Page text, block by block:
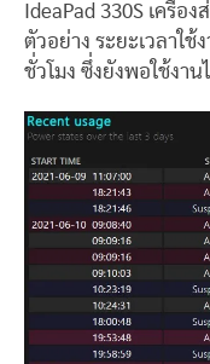
IdeaPad 330S เครื่อ
ตัวอย่าง ระยะเวลาใช้
ชั่วโมง ซึ่งยังพอใช้งาน